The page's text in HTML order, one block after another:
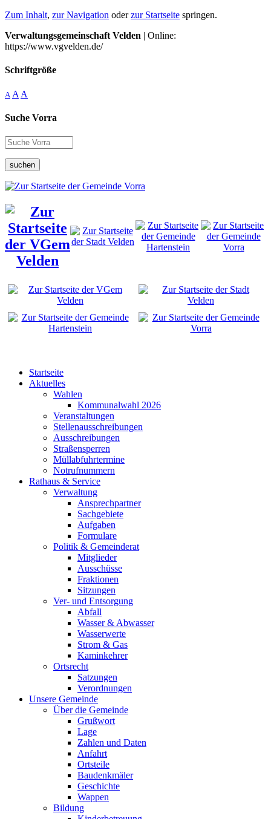
Zum Inhalt, zur Navigation oderzur Startseite springen.
Verwaltungsgemeinschaft Velden | Online:
https://www.vgvelden.de/
Schriftgröße
A A A
Suche Vorra
suchen
Startseite
Aktuelles
Wahlen
Kommunalwahl 2026
Veranstaltungen
Stellenausschreibungen
Ausschreibungen
Straßensperren
Müllabfuhrtermine
Notrufnummern
Rathaus & Service
Verwaltung
Ansprechpartner
Sachgebiete
Aufgaben
Formulare
Politik & Gemeinderat
Mitglieder
Ausschüsse
Fraktionen
Sitzungen
Ver- und Entsorgung
Abfall
Wasser & Abwasser
Wasserwerte
Strom & Gas
Kaminkehrer
Ortsrecht
Satzungen
Verordnungen
Unsere Gemeinde
Über die Gemeinde
Grußwort
Lage
Zahlen und Daten
Anfahrt
Ortsteile
Baudenkmäler
Geschichte
Wappen
Bildung